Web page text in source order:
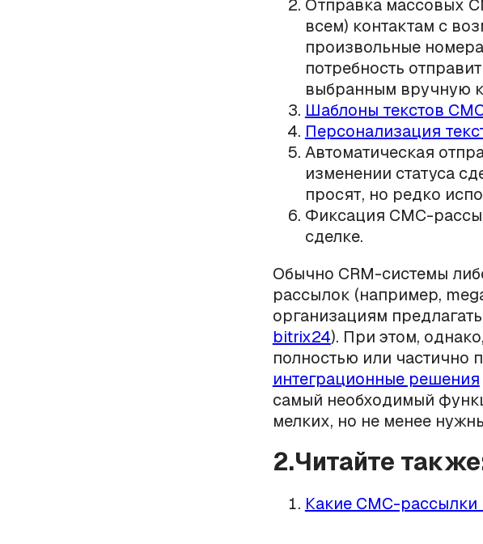
Отправка массовых
всем) контактам с
произвольные
потребность
выбранным вручную
Шаблоны текстов
Персонализация
Автоматическая
изменении статуса
просят, но редко
Фиксация СМС-
сделке.
Обычно CRM-системы
рассылок (например,
организациям
bitrix24). При этом,
полностью или частично
интеграционные решения
самый необходимый
мелких, но не менее
2.Читайте
Какие СМС-рассылки